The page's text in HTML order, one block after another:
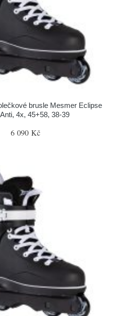
brusle Mesmer Eclipse
4x, 45+58, 38-39
6 090 Kč